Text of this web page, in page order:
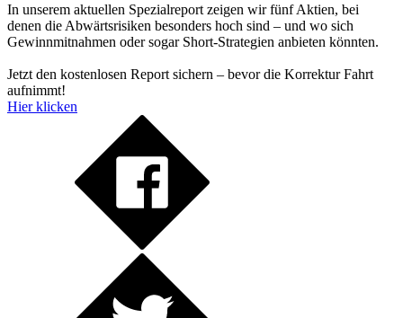
In unserem aktuellen Spezialreport zeigen wir fünf Aktien, bei
denen die Abwärtsrisiken besonders hoch sind – und wo sich
Gewinnmitnahmen oder sogar Short-Strategien anbieten könnten.
Jetzt den kostenlosen Report sichern – bevor die Korrektur Fahrt
aufnimmt!
Hier klicken